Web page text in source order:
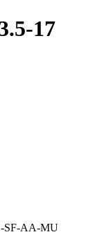
17
SF-AA-MU